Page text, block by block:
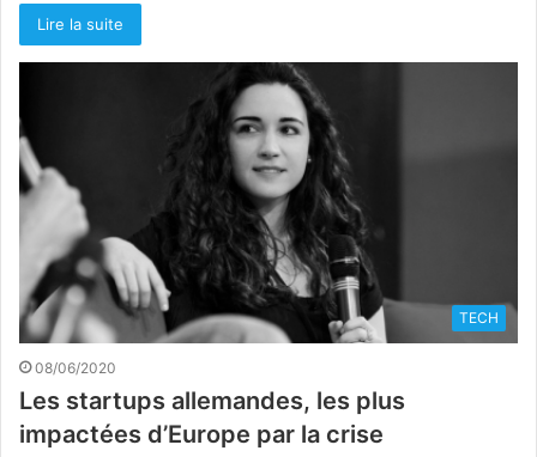
Lire la suite
TECH
08/06/2020
Les startups allemandes, les plus
impactées d’Europe par la crise